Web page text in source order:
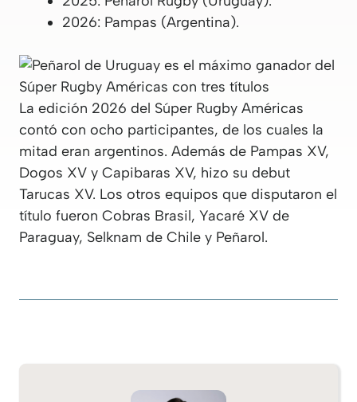
2026: Pampas (Argentina).
La edición 2026 del Súper Rugby Américas
contó con ocho participantes, de los cuales la
mitad eran argentinos. Además de Pampas XV,
Dogos XV y Capibaras XV, hizo su debut
Tarucas XV. Los otros equipos que disputaron el
título fueron Cobras Brasil, Yacaré XV de
Paraguay, Selknam de Chile y Peñarol.